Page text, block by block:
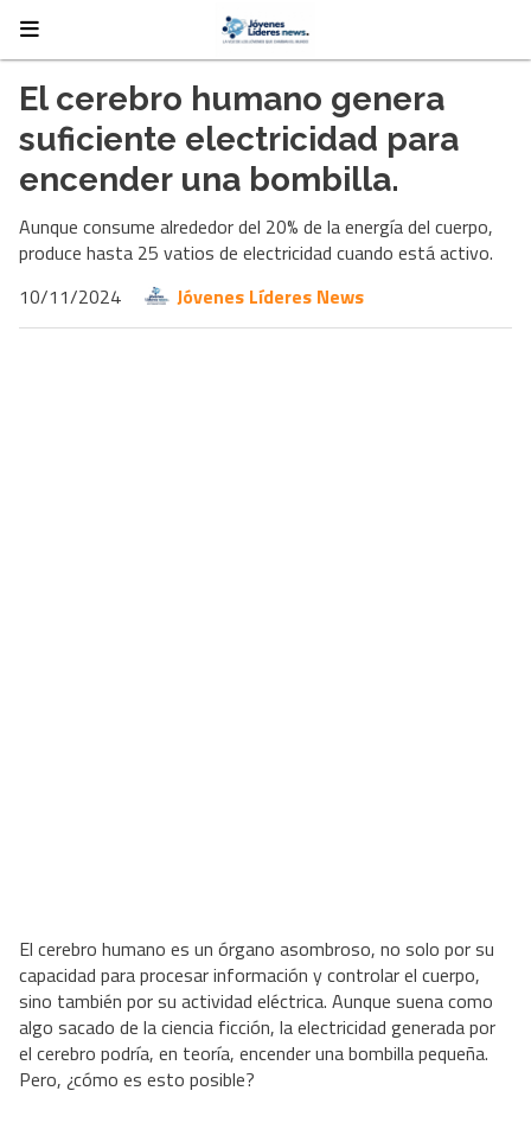
El cerebro humano genera
suficiente electricidad para
encender una bombilla.
Aunque consume alrededor del 20% de la energía del cuerpo,
produce hasta 25 vatios de electricidad cuando está activo.
10/11/2024
Jóvenes Líderes News
El cerebro humano es un órgano asombroso, no solo por su
capacidad para procesar información y controlar el cuerpo,
sino también por su actividad eléctrica. Aunque suena como
algo sacado de la ciencia ficción, la electricidad generada por
el cerebro podría, en teoría, encender una bombilla pequeña.
Pero, ¿cómo es esto posible?